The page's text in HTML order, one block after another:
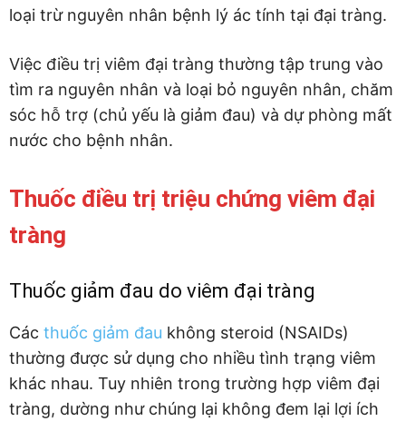
loại trừ nguyên nhân bệnh lý ác tính tại đại tràng.
Việc điều trị viêm đại tràng thường tập trung vào
tìm ra nguyên nhân và loại bỏ nguyên nhân, chăm
sóc hỗ trợ (chủ yếu là giảm đau) và dự phòng mất
nước cho bệnh nhân.
Thuốc điều trị triệu chứng viêm đại
tràng
Thuốc giảm đau do viêm đại tràng
Các thuốc giảm đau không steroid (NSAIDs)
thường được sử dụng cho nhiều tình trạng viêm
khác nhau. Tuy nhiên trong trường hợp viêm đại
tràng, dường như chúng lại không đem lại lợi ích